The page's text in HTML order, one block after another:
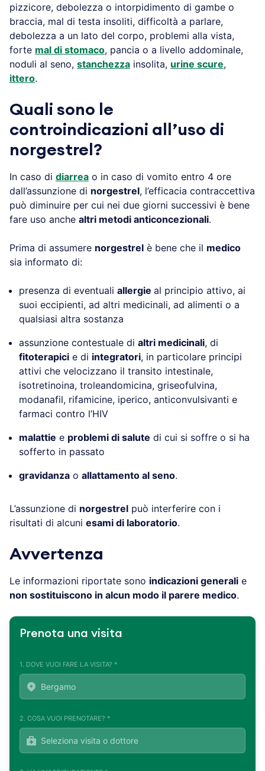
pizzicore, debolezza o intorpidimento di gambe o
braccia, mal di testa insoliti, difficoltà a parlare,
debolezza a un lato del corpo, problemi alla vista,
forte mal di stomaco, pancia o a livello addominale,
noduli al seno, stanchezza insolita, urine scure,
ittero.
Quali sono le
controindicazioni all’uso di
norgestrel?
In caso di diarrea o in caso di vomito entro 4 ore
dall’assunzione di norgestrel, l’efficacia contraccettiva
può diminuire per cui nei due giorni successivi è bene
fare uso anche altri metodi anticoncezionali.
Prima di assumere norgestrel è bene che il medico
sia informato di:
presenza di eventuali allergie al principio attivo, ai
suoi eccipienti, ad altri medicinali, ad alimenti o a
qualsiasi altra sostanza
assunzione contestuale di altri medicinali, di
fitoterapici e di integratori, in particolare principi
attivi che velocizzano il transito intestinale,
isotretinoina, troleandomicina, griseofulvina,
modanafil, rifamicine, iperico, anticonvulsivanti e
farmaci contro l’HIV
malattie e problemi di salute di cui si soffre o si ha
sofferto in passato
gravidanza o allattamento al seno.
L’assunzione di norgestrel può interferire con i
risultati di alcuni esami di laboratorio.
Avvertenza
Le informazioni riportate sono indicazioni generali e
non sostituiscono in alcun modo il parere medico.
Prenota una visita
1. DOVE VUOI FARE LA VISITA? *
2. COSA VUOI PRENOTARE? *